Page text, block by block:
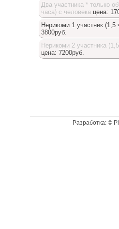
Два участника * только
часа) с человекацена:
Нерикоми 1 участник (1,5
3800руб.
Нерикоми 2 участника
цена: 7200руб.
Разработка: ©